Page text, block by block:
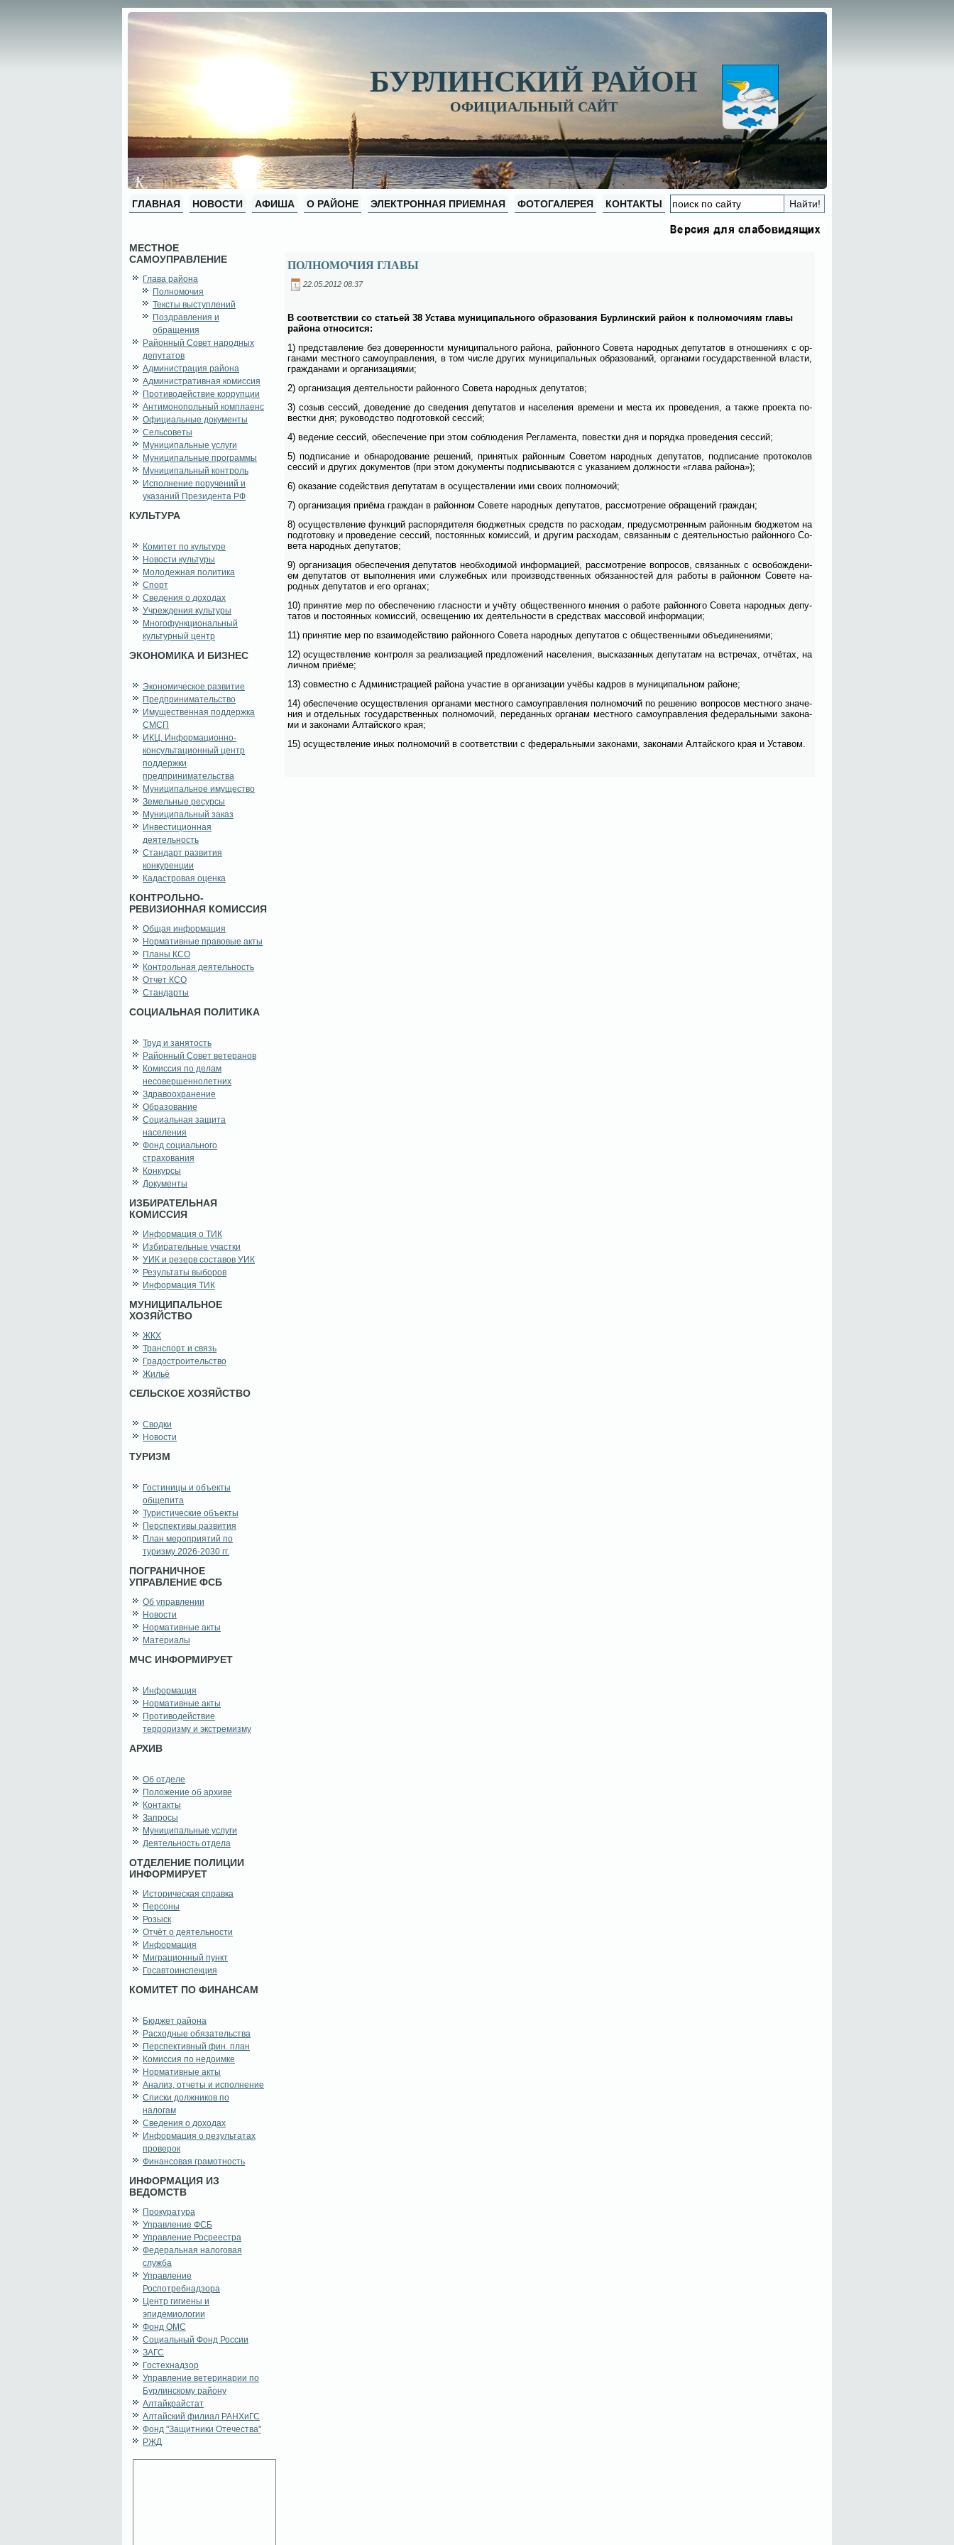
БУРЛИНСКИЙ РАЙОН
ОФИЦИАЛЬНЫЙ САЙТ
ГЛАВНАЯ НОВОСТИ АФИША О РАЙОНЕ ЭЛЕКТРОННАЯ ПРИЕМНАЯ ФОТОГАЛЕРЕЯ КОНТАКТЫ
МЕСТНОЕ
САМОУПРАВЛЕНИЕ
Глава района
Полномочия
Тексты выступлений
Поздравления и
обращения
Районный Совет народных
депутатов
Администрация района
Административная комиссия
Противодействие коррупции
Антимонопольный комплаенс
Официальные документы
Сельсоветы
Муниципальные услуги
Муниципальные программы
Муниципальный контроль
Исполнение поручений и
указаний Президента РФ
КУЛЬТУРА
Комитет по культуре
Новости культуры
Молодежная политика
Спорт
Сведения о доходах
Учреждения культуры
Многофункциональный
культурный центр
ЭКОНОМИКА И БИЗНЕС
Экономическое развитие
Предпринимательство
Имущественная поддержка
СМСП
ИКЦ. Информационно-
консультационный центр
поддержки
предпринимательства
Муниципальное имущество
Земельные ресурсы
Муниципальный заказ
Инвестиционная
деятельность
Стандарт развития
конкуренции
Кадастровая оценка
КОНТРОЛЬНО-
РЕВИЗИОННАЯ КОМИССИЯ
Общая информация
Нормативные правовые акты
Планы КСО
Контрольная деятельность
Отчет КСО
Стандарты
СОЦИАЛЬНАЯ ПОЛИТИКА
Труд и занятость
Районный Совет ветеранов
Комиссия по делам
несовершеннолетних
Здравоохранение
Образование
Социальная защита
населения
Фонд социального
страхования
Конкурсы
Документы
ИЗБИРАТЕЛЬНАЯ
КОМИССИЯ
Информация о ТИК
Избирательные участки
УИК и резерв составов УИК
Результаты выборов
Информация ТИК
МУНИЦИПАЛЬНОЕ
ХОЗЯЙСТВО
ЖКХ
Транспорт и связь
Градостроительство
Жильё
СЕЛЬСКОЕ ХОЗЯЙСТВО
Сводки
Новости
ТУРИЗМ
Гостиницы и объекты
общепита
Туристические объекты
Перспективы развития
План мероприятий по
туризму 2026-2030 гг.
ПОГРАНИЧНОЕ
УПРАВЛЕНИЕ ФСБ
Об управлении
Новости
Нормативные акты
Материалы
МЧС ИНФОРМИРУЕТ
Информация
Нормативные акты
Противодействие
терроризму и экстремизму
АРХИВ
Об отделе
Положение об архиве
Контакты
Запросы
Муниципальные услуги
Деятельность отдела
ОТДЕЛЕНИЕ ПОЛИЦИИ
ИНФОРМИРУЕТ
Историческая справка
Персоны
Розыск
Отчёт о деятельности
Информация
Миграционный пункт
Госавтоинспекция
КОМИТЕТ ПО ФИНАНСАМ
Бюджет района
Расходные обязательства
Перспективный фин. план
Комиссия по недоимке
Нормативные акты
Анализ, отчеты и исполнение
Списки должников по
налогам
Сведения о доходах
Информация о результатах
проверок
Финансовая грамотность
ИНФОРМАЦИЯ ИЗ
ВЕДОМСТВ
Прокуратура
Управление ФСБ
Управление Росреестра
Федеральная налоговая
служба
Управление
Роспотребнадзора
Центр гигиены и
эпидемиологии
Фонд ОМС
Социальный Фонд России
ЗАГС
Гостехнадзор
Управление ветеринарии по
Бурлинскому району
Алтайкрайстат
Алтайский филиал РАНХиГС
Фонд "Защитники Отечества"
РЖД
ПОЛНОМОЧИЯ ГЛАВЫ
22.05.2012 08:37
В со­от­вет­ствии со ста­тьей 38 Уста­ва му­ни­ци­паль­но­го об­ра­зо­ва­ния Бур­лин­ский рай­он к пол­но­мо­чи­ям гла­вы
рай­о­на от­но­сит­ся:
1) пред­став­ле­ние без до­ве­рен­но­сти му­ни­ци­паль­но­го рай­о­на, рай­он­но­го Со­ве­та на­род­ных де­пу­та­тов в от­но­ше­ни­ях с ор­
га­на­ми мест­но­го са­мо­управ­ле­ния, в том чис­ле дру­гих му­ни­ци­паль­ных об­ра­зо­ва­ний, ор­га­на­ми го­су­дар­ствен­ной вла­сти,
граж­да­на­ми и ор­га­ни­за­ци­я­ми;
2) ор­га­ни­за­ция де­я­тель­но­сти рай­он­но­го Со­ве­та на­род­ных де­пу­та­тов;
3) со­зыв сес­сий, до­ве­де­ние до све­де­ния де­пу­та­тов и на­се­ле­ния вре­ме­ни и ме­ста их про­ве­де­ния, а так­же про­ек­та по­
вест­ки дня; ру­ко­вод­ство под­го­тов­кой сес­сий;
4) ве­де­ние сес­сий, обес­пе­че­ние при этом со­блю­де­ния Ре­гла­мен­та, по­вест­ки дня и по­ряд­ка про­ве­де­ния сес­сий;
5) под­пи­са­ние и об­на­ро­до­ва­ние ре­ше­ний, при­ня­тых рай­он­ным Со­ве­том на­род­ных де­пу­та­тов, под­пи­са­ние про­то­ко­лов
сес­сий и дру­гих до­ку­мен­тов (при этом до­ку­мен­ты под­пи­сы­ва­ют­ся с ука­за­ни­ем долж­но­сти «гла­ва рай­о­на»);
6) ока­за­ние со­дей­ствия де­пу­та­там в осу­ществ­ле­нии ими сво­их пол­но­мо­чий;
7) ор­га­ни­за­ция при­ё­ма граж­дан в рай­он­ном Со­ве­те на­род­ных де­пу­та­тов, рас­смот­ре­ние об­ра­ще­ний граж­дан;
8) осу­ществ­ле­ние функ­ций рас­по­ря­ди­те­ля бюд­жет­ных средств по рас­хо­дам, преду­смот­рен­ным рай­он­ным бюд­же­том на
под­го­тов­ку и про­ве­де­ние сес­сий, по­сто­ян­ных ко­мис­сий, и дру­гим рас­хо­дам, свя­зан­ным с де­я­тель­но­стью рай­он­но­го Со­
ве­та на­род­ных де­пу­та­тов;
9) ор­га­ни­за­ция обес­пе­че­ния де­пу­та­тов не­об­хо­ди­мой ин­фор­ма­ци­ей, рас­смот­ре­ние во­про­сов, свя­зан­ных с осво­бож­де­ни­
ем де­пу­та­тов от вы­пол­не­ния ими слу­жеб­ных или про­из­вод­ствен­ных обя­зан­но­стей для ра­бо­ты в рай­он­ном Со­ве­те на­
род­ных де­пу­та­тов и его ор­га­нах;
10) при­ня­тие мер по обес­пе­че­нию глас­но­сти и учё­ту об­ще­ствен­но­го мне­ния о ра­бо­те рай­он­но­го Со­ве­та на­род­ных де­пу­
та­тов и по­сто­ян­ных ко­мис­сий, осве­ще­нию их де­я­тель­но­сти в сред­ствах мас­со­вой ин­фор­ма­ции;
11) при­ня­тие мер по вза­и­мо­дей­ствию рай­он­но­го Со­ве­та на­род­ных де­пу­та­тов с об­ще­ствен­ны­ми объ­еди­не­ни­я­ми;
12) осу­ществ­ле­ние кон­тро­ля за ре­а­ли­за­ци­ей пред­ло­же­ний на­се­ле­ния, вы­ска­зан­ных де­пу­та­там на встре­чах, от­чё­тах, на
лич­ном при­ё­ме;
13) сов­мест­но с Адми­ни­стра­ци­ей рай­о­на уча­стие в ор­га­ни­за­ции учё­бы кад­ров в му­ни­ци­паль­ном рай­оне;
14) обес­пе­че­ние осу­ществ­ле­ния ор­га­на­ми мест­но­го са­мо­управ­ле­ния пол­но­мо­чий по ре­ше­нию во­про­сов мест­но­го зна­че­
ния и от­дель­ных го­су­дар­ствен­ных пол­но­мо­чий, пе­ре­дан­ных ор­га­нам мест­но­го са­мо­управ­ле­ния фе­де­раль­ны­ми за­ко­на­
ми и за­ко­на­ми Ал­тай­ско­го края;
15) осу­ществ­ле­ние иных пол­но­мо­чий в со­от­вет­ствии с фе­де­раль­ны­ми за­ко­на­ми, за­ко­на­ми Ал­тай­ско­го края и Уста­вом.